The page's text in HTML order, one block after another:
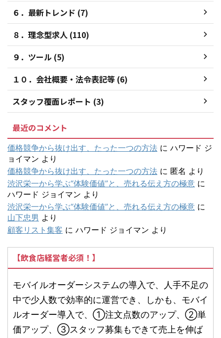
６．最新トレンド (7)
８．理念型求人 (110)
９．ツール (5)
１０．会社概要・法令表記等 (6)
スタッフ覆面レポート (3)
最近のコメント
価格競争から抜け出す、たった一つの方法 に ハワード ジ
ョイマン より
価格競争から抜け出す、たった一つの方法 に 匿名 より
渋沢栄一から学ぶ“体験価値”と、売れる伝え方の極意 に
ハワード ジョイマン より
渋沢栄一から学ぶ“体験価値”と、売れる伝え方の極意 に
山下忠男 より
顧客リスト集客 に ハワード ジョイマン より
【飲食店経営者必須！】
モバイルオーダーシステムの導入で、人手不足の
中で少人数で効率的に運営でき、しかも、モバイ
ルオーダー導入で、①注文点数のアップ、②単
価アップ、③スタッフ募集もできて売上を伸ば